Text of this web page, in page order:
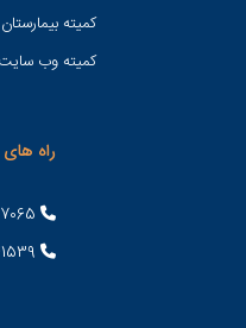
کمیته
کمیته وب
راه های